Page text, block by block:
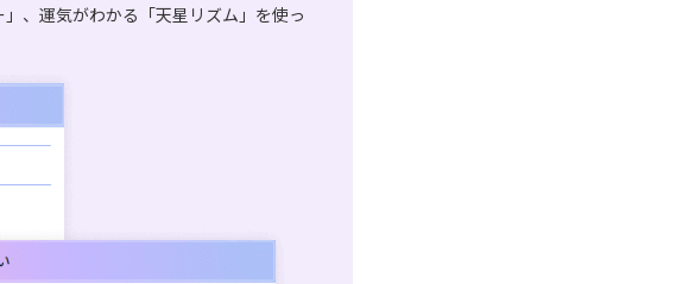
、運気がわかる「天星リズム」を使っ